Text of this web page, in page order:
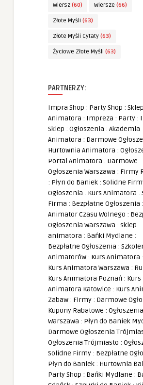
Wiersz (60) Wiersze (66)
Złote Myśli (63)
Złote Myśli Cytaty (63)
Życiowe Złote Myśli (63)
PARTNERZY:
Impra Shop : Party Shop :
Animatora : Impreza : Party :
Sklep : Ogłoszenia : Akademia
Animatora : Darmowe
Hurtownia Animatora :
Portal Animatora : Darmowe
Ogłoszenia Warszawa : Firmy
: Płyn do Baniek : Solidne
Ogłoszenia : Kurs Animatora :
Firma : Bezpłatne Ogłoszenia :
Animator Czasu Wolnego :
Ogłoszenia Warszawa : sklep
animatora : Bańki Mydlane :
Bezpłatne Ogłoszenia :
Animatorów : Kurs Animatora :
Kurs Animatora Warszawa :
Kurs Animatora Poznań : Kurs
Animatora Katowice : Kurs
Zabaw : Firmy : Darmowe
Kupony Rabatowe : Ogłoszenia
Warszawa : Płyn do Baniek
Darmowe Ogłoszenia
Ogłoszenia Trójmiasto :
Solidne Firmy : Bezpłatne
Płyn do Baniek : Hurtownia
Party Shop : Bańki Mydlane :